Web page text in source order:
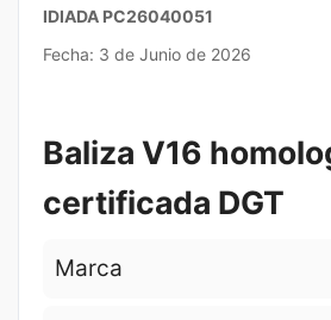
IDIADA PC26040051
Fecha: 3 de Junio de 2026
Baliza V16
certificada DGT
Marca